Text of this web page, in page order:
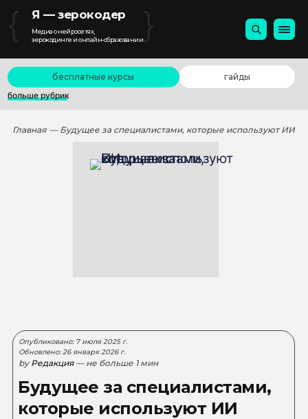
{ Я — зерокодер
Медиа о нейросетях,
зерокодинге и онлайн-образовании}
бесплатные курсы
гайды
больше рубрик
Главная — Будущее за специалистами, которые используют ИИ
Опубликовано: 7 июля 2025 г.
Обновлено: 26 января 2026 г.
by Редакция — не больше 1 мин
Будущее за специалистами,
которые используют ИИ